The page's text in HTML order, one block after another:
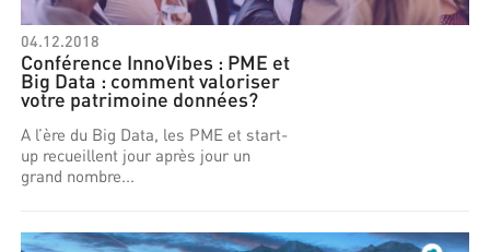
04.12.2018
Conférence InnoVibes : PME et
Big Data : comment valoriser
votre patrimoine données?
A l’ère du Big Data, les PME et start-
up recueillent jour après jour un
grand nombre...